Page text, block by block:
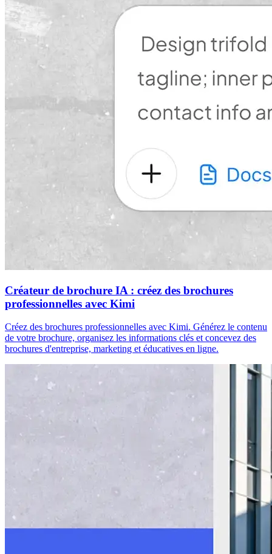
Créateur de brochure IA : créez des brochures
professionnelles avec Kimi
Créez des brochures professionnelles avec Kimi. Générez le contenu
de votre brochure, organisez les informations clés et concevez des
brochures d'entreprise, marketing et éducatives en ligne.